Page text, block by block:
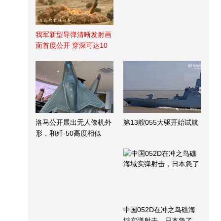
我军新型导弹清晰发射画
面首度公开 穿深可达10
洛马公开展出无人僚机外
形，和歼-50高度相似
第13艘055大驱开始试航
中国052D在冲之鸟礁海